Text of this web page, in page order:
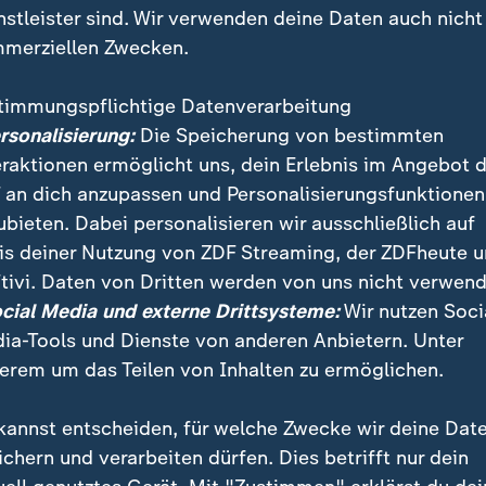
haben sich einige Mainzer Hotels
ein kühles Angebot zu machen: klimatisierte
sind. Wir verwenden deine Daten auch nicht
Zwecken.
Datenverarbeitung
Die Speicherung von bestimmten
ermöglicht uns, dein Erlebnis im Angebot
an dich anzupassen und Personalisierungsfunktionen
Dabei personalisieren wir ausschließlich auf
deiner Nutzung von ZDF Streaming, der ZDFheute
Daten von Dritten werden von uns nicht
Media und externe Drittsysteme:Wir nutzen
Tools und Dienste von anderen Anbietern. Unter
um das Teilen von Inhalten zu ermöglichen.
entscheiden, für welche Zwecke wir deine
und verarbeiten dürfen. Dies betrifft nur dein